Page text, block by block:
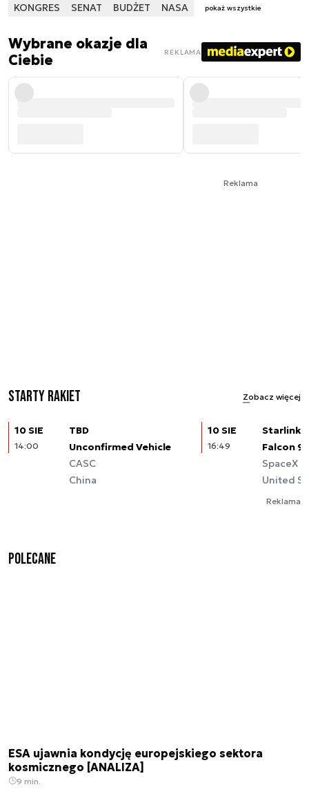
KONGRES SENAT BUDŻET NASA pokaż wszystkie
Wybrane okazje dla
Ciebie
REKLAMA
Reklama
Starty rakiet Zobacz więcej
10 SIE
14:00
TBD
Unconfirmed Vehicle
CASC
China
10 SIE
16:49
Starlink
Falcon 9
SpaceX
United
Reklama
Polecane
ESA ujawnia kondycję europejskiego sektora
kosmicznego [ANALIZA]
9 min.